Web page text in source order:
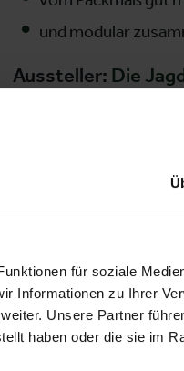
für soziale
Informationen zu Ihrer
Unsere Partner
haben oder die sie im
und modular
Aussteller: Die